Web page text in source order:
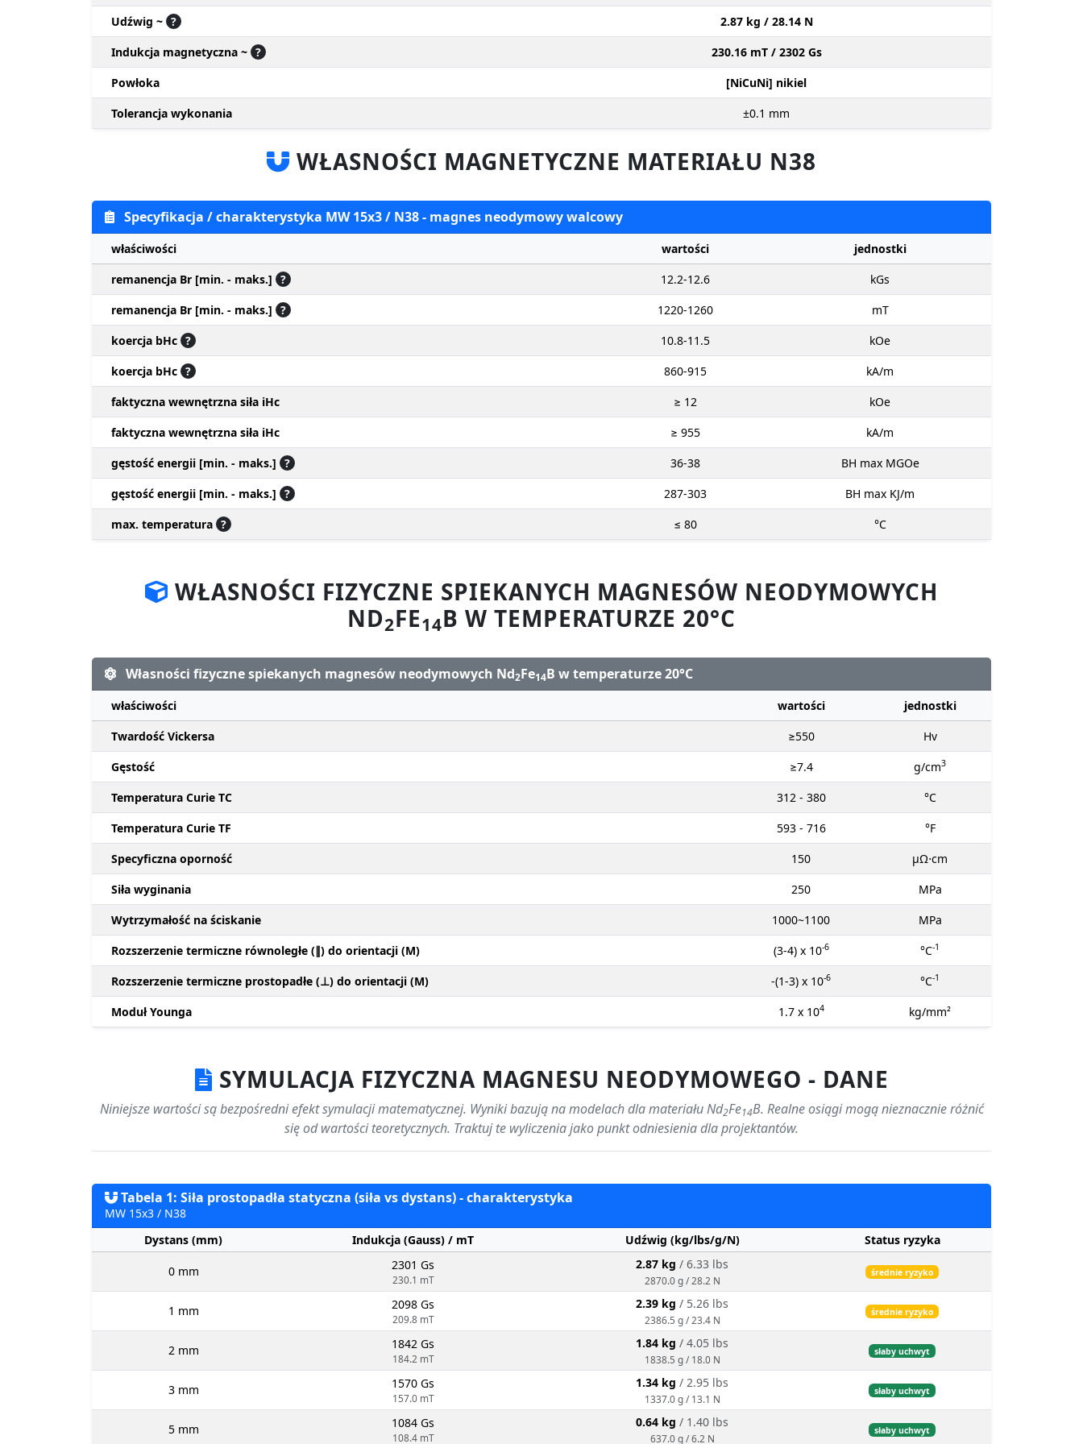
Udźwig ~ ?
2.87 kg / 28.14 N
Indukcja magnetyczna ~ ?
230.16 mT / 2302 Gs
Powłoka
[NiCuNi] nikiel
Tolerancja wykonania
±0.1 mm
WŁASNOŚCI MAGNETYCZNE MATERIAŁU N38
Specyfikacja / charakterystyka MW 15x3 / N38 - magnes neodymowy walcowy
właściwości wartości
jednostki
remanencja Br [min. - maks.] ? 12.2-12.6
kGs
remanencja Br [min. - maks.] ? 1220-1260
mT
koercja bHc ? 10.8-11.5
kOe
koercja bHc ? 860-915
kA/m
faktyczna wewnętrzna siła iHc
≥ 12
kOe
faktyczna wewnętrzna siła iHc
≥ 955
kA/m
gęstość energii [min. - maks.] ? 36-38
BH max MGOe
gęstość energii [min. - maks.] ? 287-303
BH max KJ/m
max. temperatura ? ≤ 80 °C
WŁASNOŚCI FIZYCZNE SPIEKANYCH MAGNESÓW NEODYMOWYCH
ND2FE14B W TEMPERATURZE 20°C
Własności fizyczne spiekanych magnesów neodymowych Nd2Fe14B w temperaturze 20°C
właściwości wartości
jednostki
Twardość Vickersa
≥550
Hv
Gęstość
≥7.4 g/cm3
Temperatura Curie TC 312 - 380
°C
Temperatura Curie TF
593 - 716
°F
Specyficzna oporność
150
μΩ⋅cm
Siła wyginania
250
MPa
Wytrzymałość na ściskanie
1000~1100
MPa
Rozszerzenie termiczne równoległe (∥) do orientacji (M)
(3-4) x 10-6 °C-1
Rozszerzenie termiczne prostopadłe (⊥) do orientacji (M) -(1-3) x 10-6 °C-1
Moduł Younga 1.7 x 104 kg/mm²
SYMULACJA FIZYCZNA MAGNESU NEODYMOWEGO - DANE
Niniejsze wartości są bezpośredni efekt symulacji matematycznej. Wyniki bazują na modelach dla materiału Nd2Fe14B. Realne osiągi mogą nieznacznie różnić
się od wartości teoretycznych. Traktuj te wyliczenia jako punkt odniesienia dla projektantów.
Tabela 1: Siła prostopadła statyczna (siła vs dystans) - charakterystyka
MW 15x3 / N38
Dystans (mm)
Indukcja (Gauss) / mT Udźwig (kg/lbs/g/N) Status ryzyka
0 mm 2301 Gs
230.1 mT
2.87 kg / 6.33 lbs
2870.0 g / 28.2 N
średnie ryzyko
1 mm 2098 Gs
209.8 mT
2.39 kg / 5.26 lbs
2386.5 g / 23.4 N
średnie ryzyko
2 mm 1842 Gs
184.2 mT
1.84 kg / 4.05 lbs
1838.5 g / 18.0 N
słaby uchwyt
3 mm 1570 Gs
157.0 mT
1.34 kg / 2.95 lbs
1337.0 g / 13.1 N
słaby uchwyt
5 mm 1084 Gs
108.4 mT
0.64 kg / 1.40 lbs
637.0 g / 6.2 N
słaby uchwyt